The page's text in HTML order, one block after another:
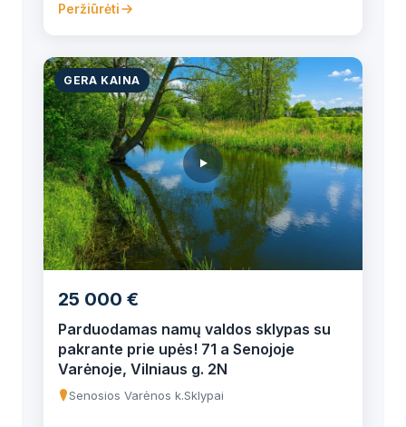
Peržiūrėti
GERA KAINA
25 000 €
Parduodamas namų valdos sklypas su
pakrante prie upės! 71 a Senojoje
Varėnoje, Vilniaus g. 2N
Senosios Varėnos k.Sklypai